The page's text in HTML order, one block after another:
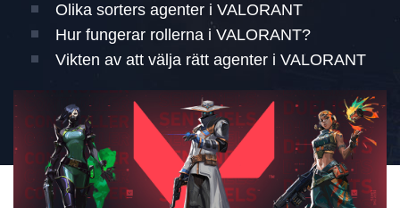
Olika sorters agenter i VALORANT
Hur fungerar rollerna i VALORANT?
Vikten av att välja rätt agenter i VALORANT